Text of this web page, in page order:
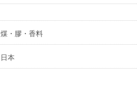
煤・膠・香料
日本